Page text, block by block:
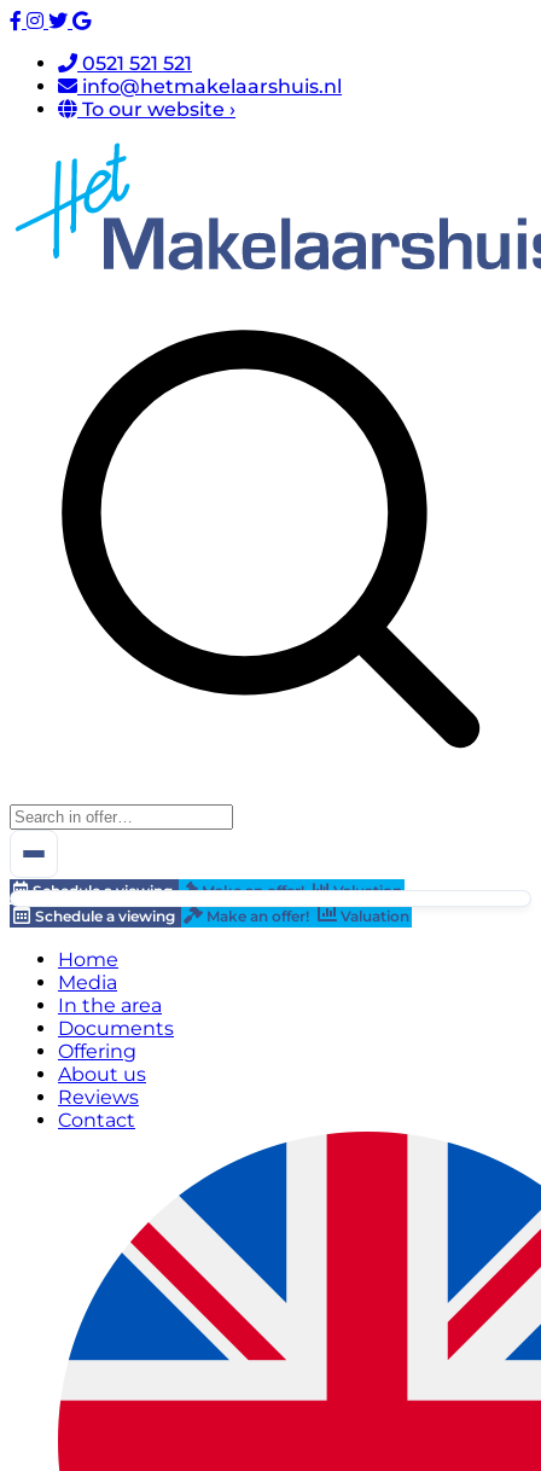
0521 521 521
info@hetmakelaarshuis.nl
To our website ›
Schedule a viewing Make an offer!
Valuation
Schedule a viewing
Make an offer! Valuation
Home
Media
In the area
Documents
Offering
About us
Reviews
Contact